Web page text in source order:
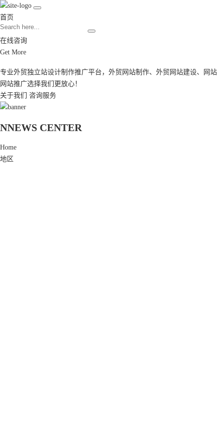
首页
在线咨询
Get More
专业外贸独立站设计制作推广平台， 外贸网站制作、 外贸网站建设、
网站
网站推广选择我们更放心！
关于我们
咨询服务
NNEWS CENTER
Home
地区